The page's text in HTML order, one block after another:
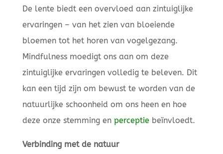
De lente biedt een overvloed aan zintuiglijke
ervaringen – van het zien van bloeiende
bloemen tot het horen van vogelgezang.
Mindfulness moedigt ons aan om deze
zintuiglijke ervaringen volledig te beleven. Dit
kan een tijd zijn om bewust te worden van de
natuurlijke schoonheid om ons heen en hoe
deze onze stemming en perceptie beïnvloedt.
Verbinding met de natuur